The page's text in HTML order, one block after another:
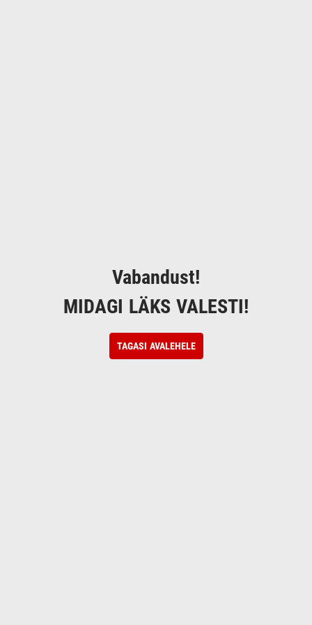
Vabandust!
MIDAGI LÄKS VALESTI!
TAGASI AVALEHELE